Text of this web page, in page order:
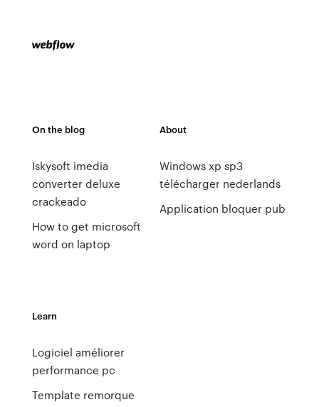
On the blog
Iskysoft imedia
converter deluxe
crackeado
How to get microsoft
word on laptop
About
Windows xp sp3
télécharger nederlands
Application bloquer pub
Learn
Logiciel améliorer
performance pc
Template remorque